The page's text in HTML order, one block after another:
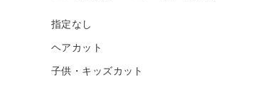
指定なし
ヘアカット
子供・キッズカット